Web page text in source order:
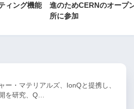
ィング機能
進のためCERNのオープ
所に参加
ー・マテリアルズ、IonQと提携し、
を研究、Q…